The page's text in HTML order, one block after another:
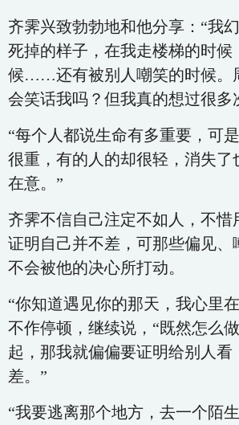
齐霁兴致勃勃地和他分享：“我
死掉的样子，在我走楼梯的时候
候……还有被别人嘲笑的时候。
会笑话我吗？但我真的想过很多
“每个人都说生命有多重要，可
很重，有的人的却很轻，消失了
在意。”
齐霁不信自己注定不如人，不惜
证明自己并不差，可那些偏见、
不会被他的决心所打动。
“你知道遇见你的那天，我心里
不作停顿，继续说，“既然怎么
起，那我就偏偏要证明给别人看
差。”
“我要逃离那个地方，去一个陌